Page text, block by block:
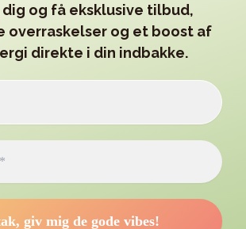
og få eksklusive tilbud,
overraskelser og et boost af
direkte i din indbakke.